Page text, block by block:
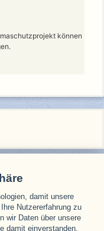
können
damit unsere
Nutzererfahrung zu
wir Daten über unsere
damit einverstanden.